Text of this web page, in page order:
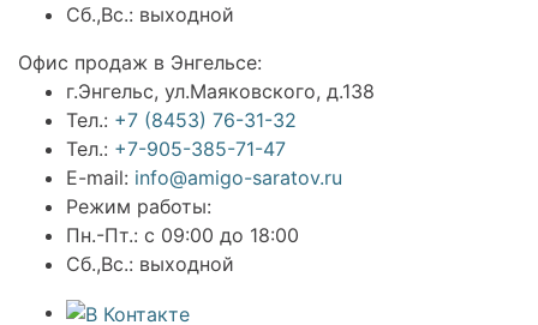
Сб.,Вс.: выходной
Офис продаж в Энгельсе:
г.Энгельс, ул.Маяковского, д.138
Тел.: +7 (8453) 76-31-32
Тел.: +7-905-385-71-47
E-mail: info@amigo-saratov.ru
Режим работы:
Пн.-Пт.: с 09:00 до 18:00
Сб.,Вс.: выходной